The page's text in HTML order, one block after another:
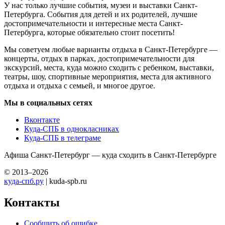
У нас только лучшие события, музеи и выставки Санкт-
Петербурга. События для детей и их родителей, лучшие
достопримечательности и интересные места Санкт-
Петербурга, которые обязательно стоит посетить!
Мы советуем любые варианты отдыха в Санкт-Петербурге —
концерты, отдых в парках, достопримечательности для
экскурсий, места, куда можно сходить с ребенком, выставки,
театры, шоу, спортивные мероприятия, места для активного
отдыха и отдыха с семьей, и многое другое.
Мы в социальных сетях
Вконтакте
Куда-СПБ в однокласниках
Куда-СПБ в телеграме
Афиша Санкт-Петербург — куда сходить в Санкт-Петербурге
© 2013–2026
куда-спб.ру | kuda-spb.ru
Контакты